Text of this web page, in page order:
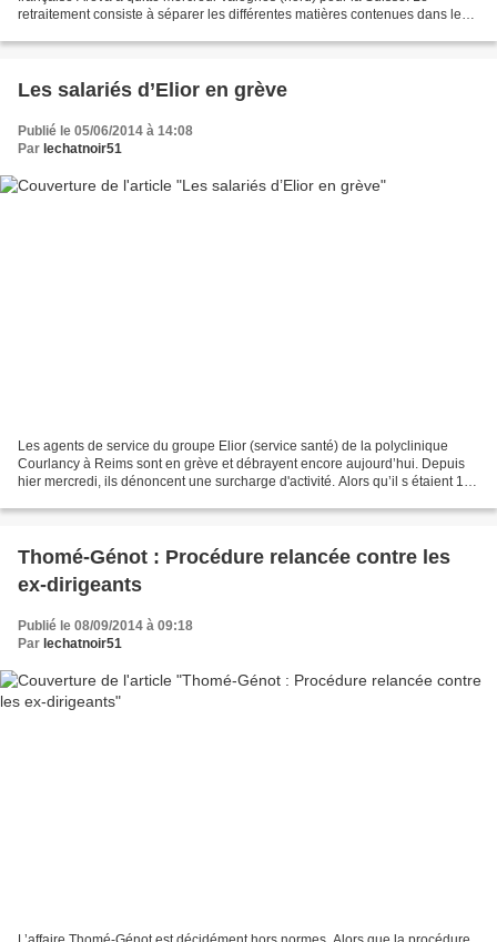
retraitement consiste à séparer les différentes matières contenues dans les
Les salariés d’Elior en grève
Publié le 05/06/2014 à 14:08
Par lechatnoir51
Les agents de service du groupe Elior (service santé) de la polyclinique
Courlancy à Reims sont en grève et débrayent encore aujourd’hui. Depuis
hier mercredi, ils dénoncent une surcharge d'activité. Alors qu’il s étaient 124
Thomé-Génot : Procédure relancée contre les
ex-dirigeants
Publié le 08/09/2014 à 09:18
Par lechatnoir51